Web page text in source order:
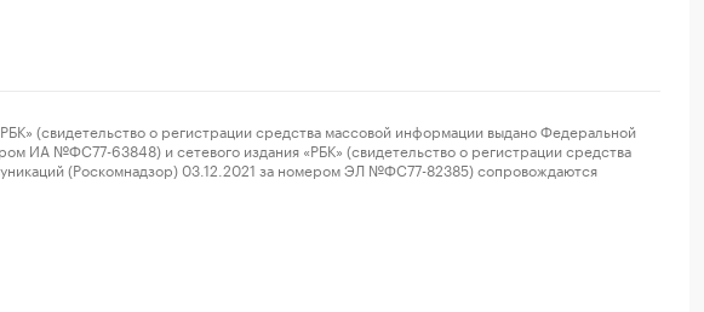
о регистрации средства массовой информации выдано Федеральной
ИА №ФС77-63848) и сетевого издания «РБК» (свидетельство о регистрации средства
(Роскомнадзор) 03.12.2021 за номером ЭЛ №ФС77-82385) сопровождаются